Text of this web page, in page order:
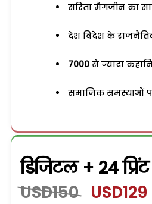
सरिता मैगजीन का
देश विदेश के
7000 से ज्यादा
समाजिक समस्याओं
डिजिटल + 24
USD150 USD129